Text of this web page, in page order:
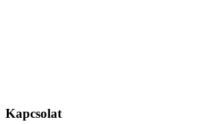
Kapcsolat